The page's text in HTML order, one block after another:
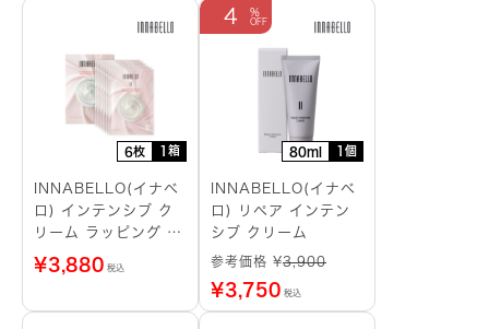
6枚 1箱
INNABELLO(イナベ
ロ) インテンシブ ク
リーム ラッピング シ
ートマスク
¥3,880 税込
80ml 1個
4
INNABELLO(イナベ
ロ) リペア インテン
シブ クリーム
参考価格 ¥3,900
¥3,750 税込